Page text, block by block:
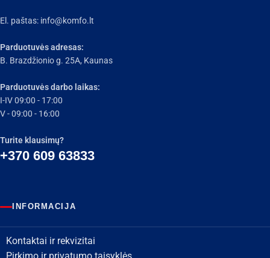
El. paštas: info@komfo.lt
Parduotuvės adresas:
B. Brazdžionio g. 25A, Kaunas
Parduotuvės darbo laikas:
I-IV 09:00 - 17:00
V - 09:00 - 16:00
Turite klausimų?
+370 609 63833
INFORMACIJA
Kontaktai ir rekvizitai